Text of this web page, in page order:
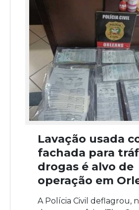
Lavação usada
fachada para
drogas é alvo de
operação em
A Polícia Civil deflagrou,